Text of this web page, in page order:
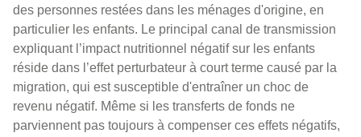
des personnes restées dans les ménages d'origine, en
particulier les enfants. Le principal canal de transmission
expliquant l’impact nutritionnel négatif sur les enfants
réside dans l’effet perturbateur à court terme causé par la
migration, qui est susceptible d'entraîner un choc de
revenu négatif. Même si les transferts de fonds ne
parviennent pas toujours à compenser ces effets négatifs,